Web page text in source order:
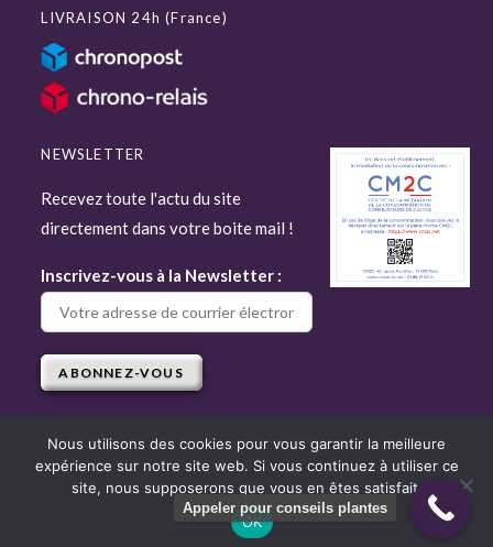
LIVRAISON 24h (France)
NEWSLETTER
Recevez toute l'actu du site
directement dans votre boite mail !
Inscrivez-vous à la Newsletter :
Copyright © 2022 Attitude Jardin - Tous droits réservés - Site réalisé par
Django
Appeler pour conseils plantes
Nous utilisons des cookies pour vous garantir la meilleure
expérience sur notre site web. Si vous continuez à utiliser ce
site, nous supposerons que vous en êtes satisfait.
OK